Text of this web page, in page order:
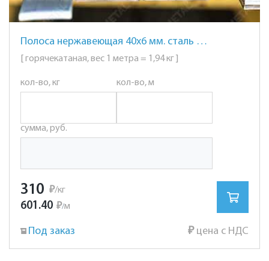
Полоса нержавеющая 40х6 мм. сталь AISI 304 (08Х18Н10)
[ горячекатаная, вес 1 метра = 1,94 кг ]
кол-во, кг кол-во, м
сумма, руб.
310 ₽/кг
601.40 ₽/м
Под заказ ₽цена с НДС